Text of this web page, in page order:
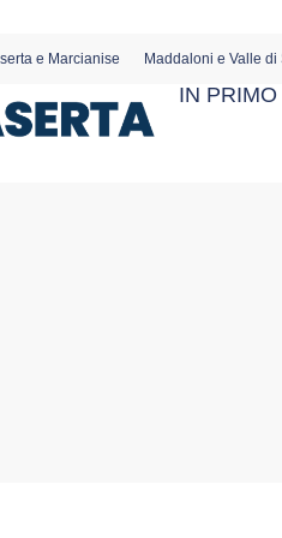
e Marcianise Maddaloni e Valle di
IN